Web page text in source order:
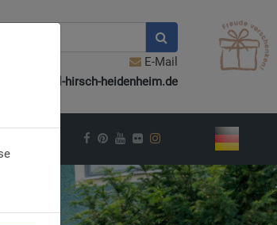
E-Mail
info@hotel-hirsch-heidenheim.de